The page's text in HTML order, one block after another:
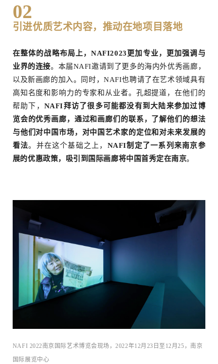
02
引进优质艺术内容，推动在地项目落地
在整体的战略布局上，NAFI2023更加专业，更加强调与
业界的连接。本届NAFI邀请到了更多的海内外优秀画廊，
以及新画廊的加入。同时，NAFI也聘请了在艺术领域具有
高知名度和影响力的专家和从业者。孔超提道，在他们的
帮助下， NAFI拜访了很多可能都没有到大陆来参加过博
览会的优秀画廊，通过和画廊们的联系，了解他们的想法
与他们对中国市场，对中国艺术家的定位和对未来发展的
看法。并在这个基础之上， NAFI制定了一系列来南京参
展的优惠政策，吸引到国际画廊将中国首秀定在南京。
NAFI 2022南京国际艺术博览会现场，2022年12月23日至12月25，南京
国际展览中⼼